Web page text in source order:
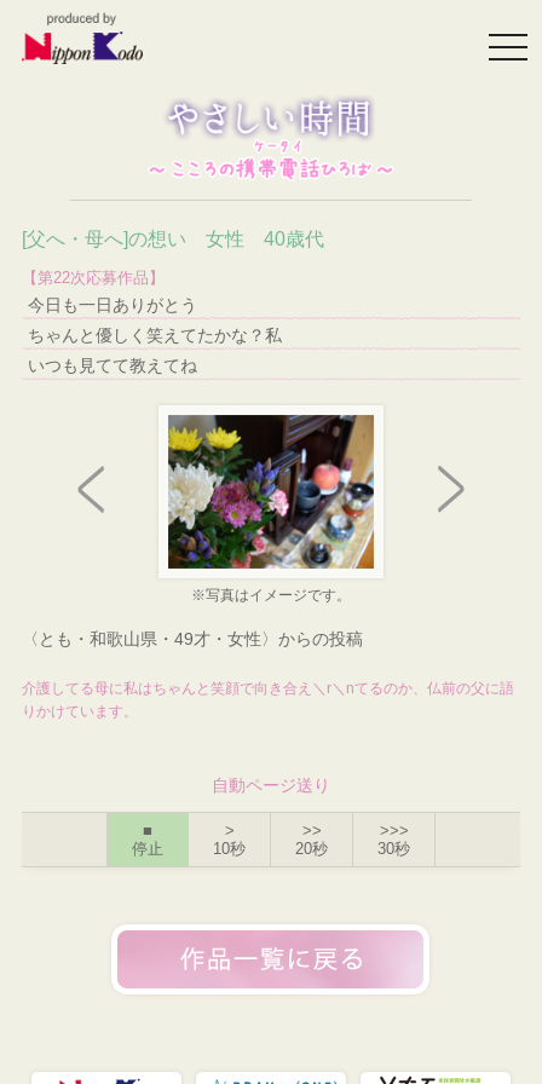
[父へ・母へ]の想い 女性 40歳代
【第22次応募作品】
今日も一日ありがとう
ちゃんと優しく笑えてたかな？私
いつも見てて教えてね
※写真はイメージです。
〈とも・和歌山県・49才・女性〉からの投稿
介護してる母に私はちゃんと笑顔で向き合え＼r＼nてるのか、仏前の父に語
りかけています。
自動ページ送り
■
停止
>
10秒
>>
20秒
>>>
30秒